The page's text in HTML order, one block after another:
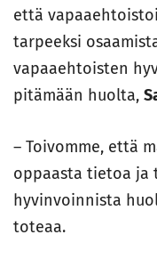
että
tarpeeksi
vapaaehtoisten
pitämään huolta,
– Toivomme, että
oppaasta tietoa ja
hyvinvoinnista
toteaa.